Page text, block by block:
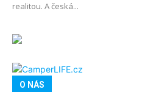
realitou. A česká...
O NÁS